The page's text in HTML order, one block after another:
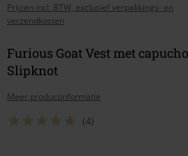
Prijzen incl. BTW, exclusief verpakkings- en
verzendkosten
Furious Goat Vest met
Slipknot
Meer productinformatie
(4)